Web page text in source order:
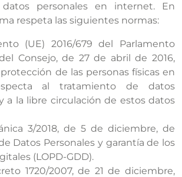
personales en internet. En
respeta las siguientes normas:
(UE) 2016/679 del Parlamento
Consejo, de 27 de abril de 2016,
de las personas físicas en
al tratamiento de datos
a la libre circulación de estos datos
3/2018, de 5 de diciembre, de
Datos Personales y garantía de los
(LOPD-GDD).
1720/2007, de 21 de diciembre,